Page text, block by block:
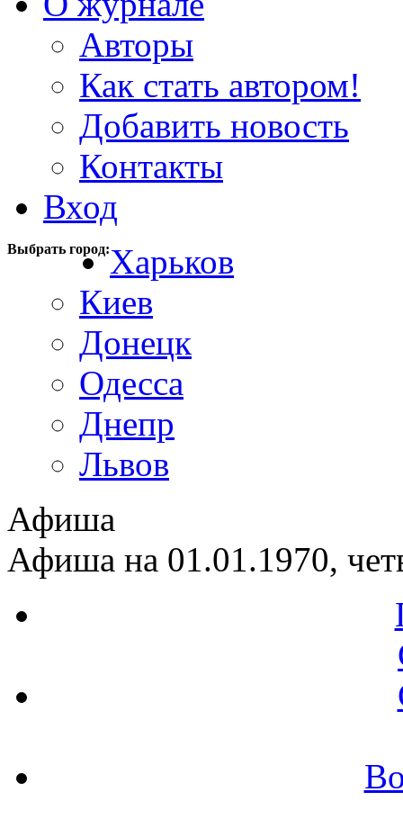
Авторы
Как стать автором!
Добавить новость
Контакты
Вход
Выбрать город:Харьков
Киев
Донецк
Одесса
Днепр
Львов
Афиша
Афиша на 01.01.1970,